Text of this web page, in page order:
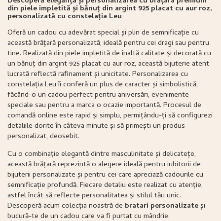
din piele impletită și bănuț din argint 925 placat cu aur roz,
personalizată cu constelația Leu
Oferă un cadou cu adevărat special și plin de semnificație cu
această brățară personalizată, ideală pentru cei dragi sau pentru
tine. Realizată din piele impletită de înaltă calitate și decorată cu
un bănuț din argint 925 placat cu aur roz, această bijuterie atent
lucrată reflectă rafinament și unicitate. Personalizarea cu
constelația Leu îi conferă un plus de caracter și simbolistică,
făcând-o un cadou perfect pentru aniversări, evenimente
speciale sau pentru a marca o ocazie importantă. Procesul de
comandă online este rapid și simplu, permițându-ți să configurezi
detaliile dorite în câteva minute și să primești un produs
personalizat, deosebit.
Cu o combinație elegantă dintre masculinitate și delicatețe,
această brățară reprezintă o alegere ideală pentru iubitorii de
bijuterii personalizate și pentru cei care apreciază cadourile cu
semnificație profundă. Fiecare detaliu este realizat cu atenție,
astfel încât să reflecte personalitatea și stilul tău unic.
Descoperă acum colecția noastră de bratari personalizateși
bucură-te de un cadou care va fi purtat cu mândrie.